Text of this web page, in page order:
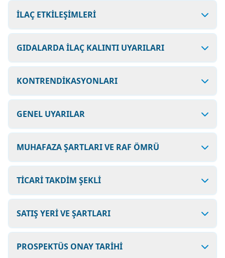
İLAÇ ETKİLEŞİMLERİ
GIDALARDA İLAÇ KALINTI UYARILARI
KONTRENDİKASYONLARI
GENEL UYARILAR
MUHAFAZA ŞARTLARI VE RAF ÖMRÜ
TİCARİ TAKDİM ŞEKLİ
SATIŞ YERİ VE ŞARTLARI
PROSPEKTÜS ONAY TARİHİ